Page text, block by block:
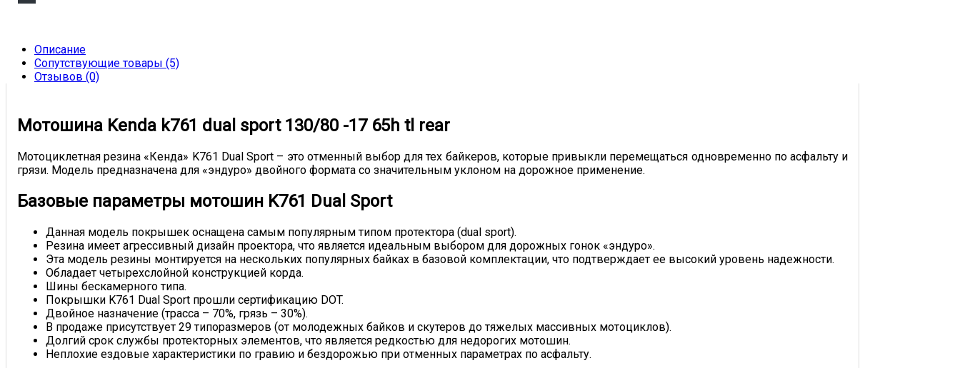
Описание
Сопутствующие товары (5)
Отзывов (0)
Мотошина Kenda k761 dual sport 130/80 -17 65h tl rear
Мотоциклетная резина «Кенда» K761 Dual Sport – это отменный выбор для тех байкеров, которые привыкли перемещаться одновременно по асфальту и
грязи. Модель предназначена для «эндуро» двойного формата со значительным уклоном на дорожное применение.
Базовые параметры мотошин K761 Dual Sport
Данная модель покрышек оснащена самым популярным типом протектора (dual sport).
Резина имеет агрессивный дизайн проектора, что является идеальным выбором для дорожных гонок «эндуро».
Эта модель резины монтируется на нескольких популярных байках в базовой комплектации, что подтверждает ее высокий уровень надежности.
Обладает четырехслойной конструкцией корда.
Шины бескамерного типа.
Покрышки K761 Dual Sport прошли сертификацию DOT.
Двойное назначение (трасса – 70%, грязь – 30%).
В продаже присутствует 29 типоразмеров (от молодежных байков и скутеров до тяжелых массивных мотоциклов).
Долгий срок службы протекторных элементов, что является редкостью для недорогих мотошин.
Неплохие ездовые характеристики по гравию и бездорожью при отменных параметрах по асфальту.